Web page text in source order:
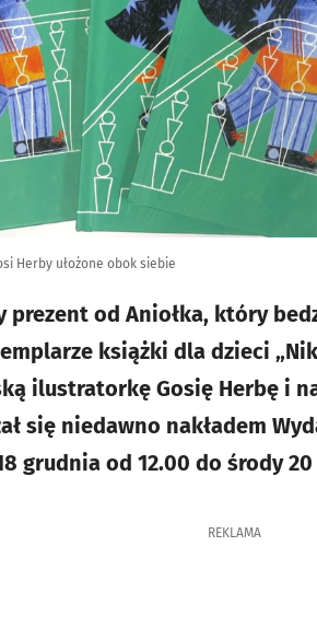
Herby ułożone obok siebie
prezent od Aniołka, który
książki dla dzieci
ilustratorkę Gosię Herbę i
się niedawno nakładem
grudnia od 12.00 do środy
REKLAMA